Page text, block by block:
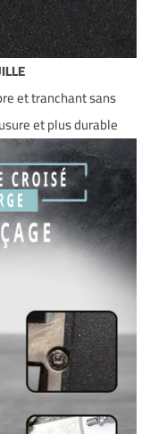
:
et tranchant sans
et plus durable.